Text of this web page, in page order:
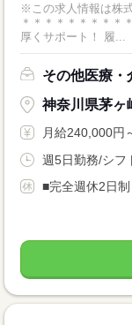
※この求人情報は株
＊＊＊＊＊＊＊＊＊
厚くサポート！ 履...
その他医療・
神奈川県茅ヶ
月給240,000円
週5日勤務/シフ
■完全週休2日